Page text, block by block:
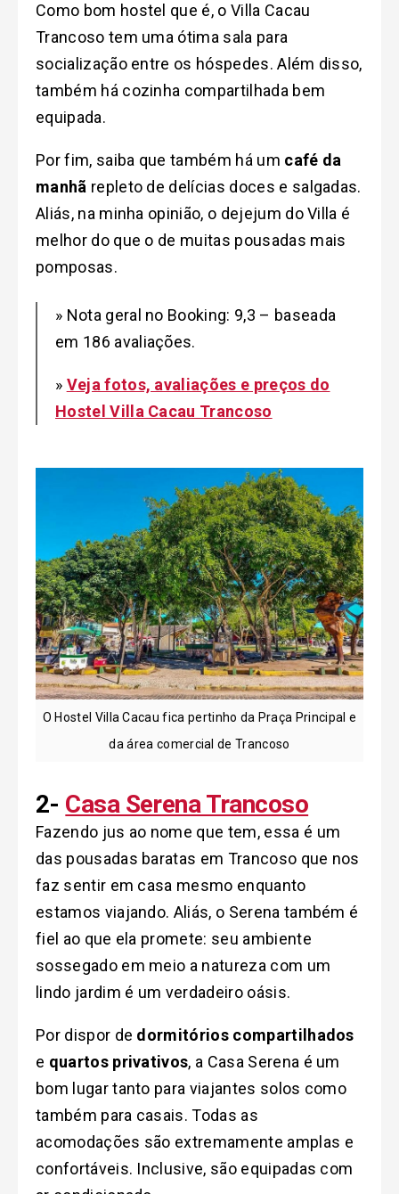
Como bom hostel que é, o Villa Cacau
Trancoso tem uma ótima sala para
socialização entre os hóspedes. Além disso,
também há cozinha compartilhada bem
equipada.
Por fim, saiba que também há um café da
manhã repleto de delícias doces e salgadas.
Aliás, na minha opinião, o dejejum do Villa é
melhor do que o de muitas pousadas mais
pomposas.
» Nota geral no Booking: 9,3 – baseada
em 186 avaliações.
» Veja fotos, avaliações e preços do
Hostel Villa Cacau Trancoso
O Hostel Villa Cacau fica pertinho da Praça Principal e
da área comercial de Trancoso
2- Casa Serena Trancoso
Fazendo jus ao nome que tem, essa é um
das pousadas baratas em Trancoso que nos
faz sentir em casa mesmo enquanto
estamos viajando. Aliás, o Serena também é
fiel ao que ela promete: seu ambiente
sossegado em meio a natureza com um
lindo jardim é um verdadeiro oásis.
Por dispor de dormitórios compartilhados
e quartos privativos, a Casa Serena é um
bom lugar tanto para viajantes solos como
também para casais. Todas as
acomodações são extremamente amplas e
confortáveis. Inclusive, são equipadas com